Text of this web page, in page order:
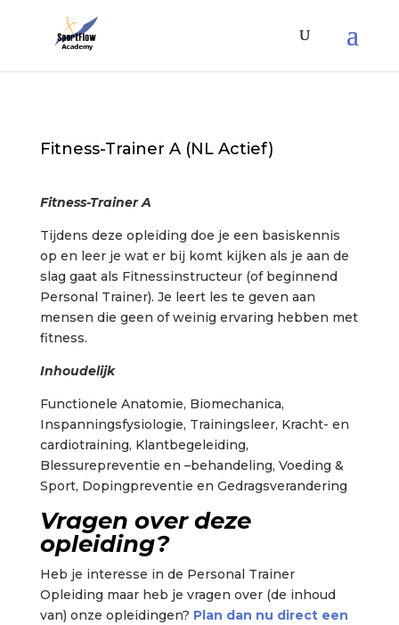
Fitness-Trainer A (NL Actief)
Fitness-Trainer A
Tijdens deze opleiding doe je een basiskennis
op en leer je wat er bij komt kijken als je aan de
slag gaat als Fitnessinstructeur (of beginnend
Personal Trainer). Je leert les te geven aan
mensen die geen of weinig ervaring hebben met
fitness.
Inhoudelijk
Functionele Anatomie, Biomechanica,
Inspanningsfysiologie, Trainingsleer, Kracht- en
cardiotraining, Klantbegeleiding,
Blessurepreventie en –behandeling, Voeding &
Sport, Dopingpreventie en Gedragsverandering
Vragen over deze
opleiding?
Heb je interesse in de Personal Trainer
Opleiding maar heb je vragen over (de inhoud
van) onze opleidingen? Plan dan nu direct een